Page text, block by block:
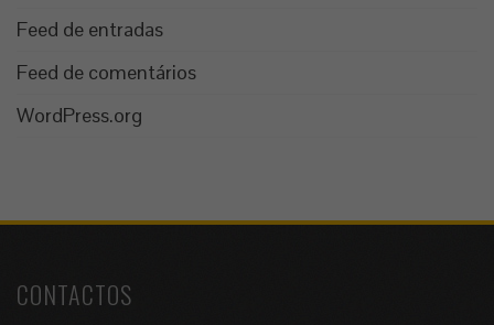
Feed de entradas
Feed de comentários
WordPress.org
CONTACTOS